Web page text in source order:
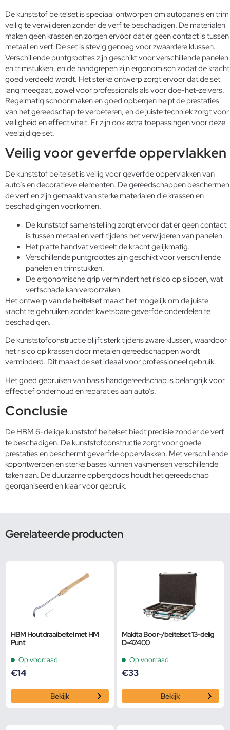
De kunststof beitelset is speciaal ontworpen om autopanels en trim
veilig te verwijderen zonder de verf te beschadigen. De materialen
maken geen krassen en zorgen ervoor dat er geen contact is tussen
metaal en verf. De set is stevig genoeg voor zwaardere klussen.
Verschillende puntgroottes zijn geschikt voor verschillende panelen
en trimstukken, en de handgrepen zijn ergonomisch zodat de kracht
goed verdeeld wordt. Het sterke ontwerp zorgt ervoor dat de set
lang meegaat, zowel voor professionals als voor doe-het-zelvers.
Regelmatig schoonmaken en goed opbergen helpt de prestaties
van het gereedschap te verbeteren, en de juiste techniek zorgt voor
veiligheid en effectiviteit. Er zijn ook extra toepassingen voor deze
veelzijdige set.
Veilig voor geverfde oppervlakken
De kunststof beitelset is veilig voor geverfde oppervlakken van
auto’s en decoratieve elementen. De gereedschappen beschermen
de verf en zijn gemaakt van sterke materialen die krassen en
beschadigingen voorkomen.
De kunststof samenstelling zorgt ervoor dat er geen contact
is tussen metaal en verf tijdens het verwijderen van panelen.
Het platte handvat verdeelt de kracht gelijkmatig.
Verschillende puntgroottes zijn geschikt voor verschillende
panelen en trimstukken.
De ergonomische grip vermindert het risico op slippen, wat
verfschade kan veroorzaken.
Het ontwerp van de beitelset maakt het mogelijk om de juiste
kracht te gebruiken zonder kwetsbare geverfde onderdelen te
beschadigen.
De kunststofconstructie blijft sterk tijdens zware klussen, waardoor
het risico op krassen door metalen gereedschappen wordt
verminderd. Dit maakt de set ideaal voor professioneel gebruik.
Het goed gebruiken vanbasis handgereedschapis belangrijk voor
effectief onderhoud en reparaties aan auto’s.
Conclusie
De HBM 6-delige kunststof beitelset biedt precisie zonder de verf
te beschadigen. De kunststofconstructie zorgt voor goede
prestaties en beschermt geverfde oppervlakken. Met verschillende
kopontwerpen en sterke bases kunnen vakmensen verschillende
taken aan. De duurzame opbergdoos houdt het gereedschap
georganiseerd en klaar voor gebruik.
Gerelateerde producten
HBM Houtdraaibeitel met HM
Punt
Op voorraad
€14
Bekijk
Makita Boor-/beitelset 13-delig
D-42400
Op voorraad
€33
Bekijk